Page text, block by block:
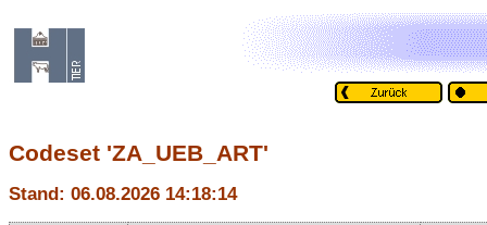
Codeset 'ZA_UEB_ART'
Stand: 06.08.2026 14:18:14